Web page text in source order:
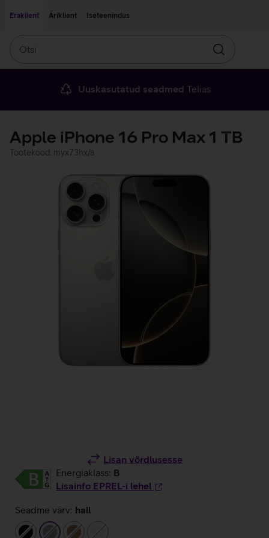
Eraklient
Äriklient Iseteenindus
Otsin
Uuskasutatud seadmed Telias
Apple iPhone 16 Pro Max 1 TB
Tootekood: myx73hx/a
Lisan võrdlusesse
Energiaklass: B
Lisainfo EPREL-i lehel
Seadme värv: hall
must
hall pronksvalge